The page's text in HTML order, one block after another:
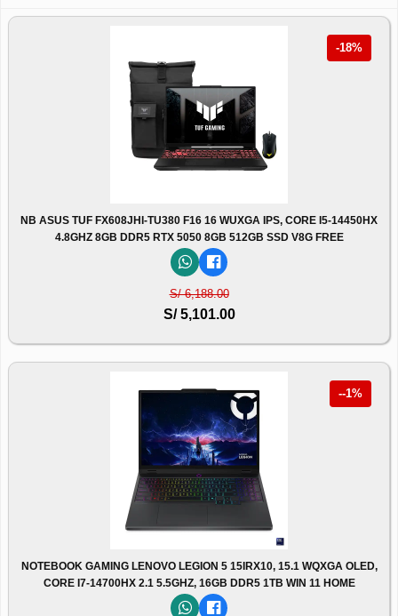
-18%
NB ASUS TUF FX608JHI-TU380 F16 16 WUXGA IPS, CORE I5-14450HX
4.8GHZ 8GB DDR5 RTX 5050 8GB 512GB SSD V8G FREE
S/ 6,188.00
S/ 5,101.00
--1%
NOTEBOOK GAMING LENOVO LEGION 5 15IRX10, 15.1 WQXGA OLED,
CORE I7-14700HX 2.1 5.5GHZ, 16GB DDR5 1TB WIN 11 HOME